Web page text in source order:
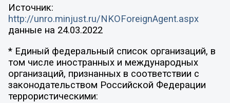
Источник:
http://unro.minjust.ru/NKOForeignAgent.aspx
данные на 24.03.2022
* Единый федеральный список организаций, в
том числе иностранных и международных
организаций, признанных в соответствии с
законодательством Российской Федерации
террористическими: